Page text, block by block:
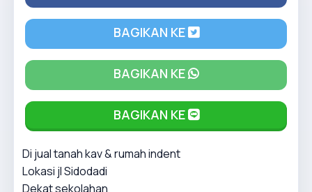
BAGIKAN KE
BAGIKAN KE
BAGIKAN KE
Di jual tanah kav & rumah indent
Lokasi jl Sidodadi
Dekat sekolahan